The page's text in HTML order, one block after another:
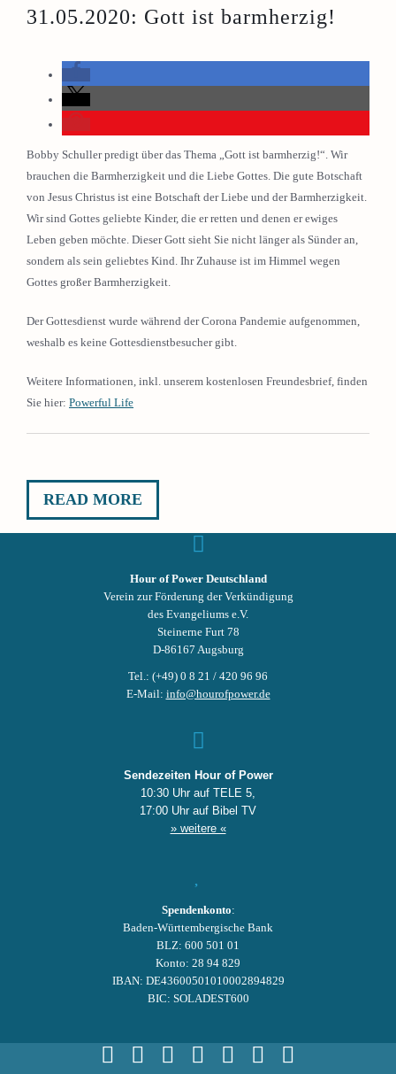
31.05.2020: Gott ist barmherzig!
Bobby Schuller predigt über das Thema „Gott ist barmherzig!“. Wir
brauchen die Barmherzigkeit und die Liebe Gottes. Die gute Botschaft
von Jesus Christus ist eine Botschaft der Liebe und der Barmherzigkeit.
Wir sind Gottes geliebte Kinder, die er retten und denen er ewiges
Leben geben möchte. Dieser Gott sieht Sie nicht länger als Sünder an,
sondern als sein geliebtes Kind. Ihr Zuhause ist im Himmel wegen
Gottes großer Barmherzigkeit.
Der Gottesdienst wurde während der Corona Pandemie aufgenommen,
weshalb es keine Gottesdienstbesucher gibt.
Weitere Informationen, inkl. unserem kostenlosen Freundesbrief, finden
Sie hier: Powerful Life
READ MORE
Hour of Power Deutschland
Verein zur Förderung der Verkündigung
des Evangeliums e.V.
Steinerne Furt 78
D-86167 Augsburg
Tel.: (+49) 0 8 21 / 420 96 96
E-Mail: info@hourofpower.de
Sendezeiten Hour of Power
10:30 Uhr auf TELE 5,
17:00 Uhr auf Bibel TV
» weitere «
Spendenkonto:
Baden-Württembergische Bank
BLZ: 600 501 01
Konto: 28 94 829
IBAN: DE43600501010002894829
BIC: SOLADEST600